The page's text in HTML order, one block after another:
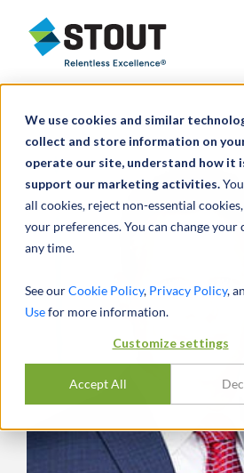
We use cookies and similar
collect and store information on
operate our site, understand how it
support our marketing activities.
all cookies, reject non-essential
your preferences. You can change your
any time.
See ourCookie Policy, Privacy Policy,
Usefor more information.
Customize settings
Accept All
Stout Relentless Excellence